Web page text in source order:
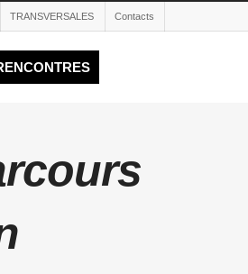
TRANSVERSALES Contacts